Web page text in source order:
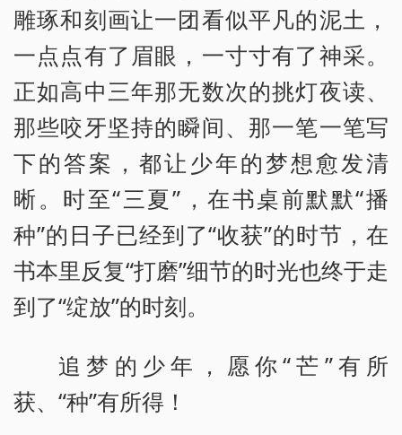
雕琢和刻画让一团看似平凡的泥土，
一点点有了眉眼，一寸寸有了神采。
正如高中三年那无数次的挑灯夜读、
那些咬牙坚持的瞬间、那一笔一笔写
下的答案，都让少年的梦想愈发清
晰。时至“三夏”，在书桌前默默“播
种”的日子已经到了“收获”的时节，在
书本里反复“打磨”细节的时光也终于走
到了“绽放”的时刻。
追梦的少年，愿你“芒”有所
获、“种”有所得！